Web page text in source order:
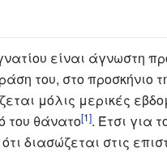
είναι άγνωστη
του, στο προσκήνιο
μόλις μερικές
του θάνατο[1]. Έτσι για
διασώζεται στις